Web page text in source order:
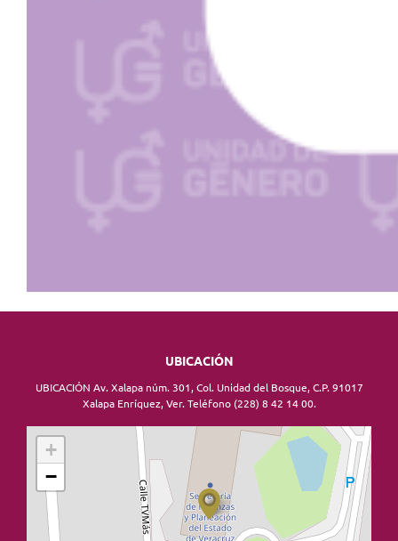
UBICACIÓN
UBICACIÓN Av. Xalapa núm. 301, Col. Unidad del Bosque, C.P. 91017
Xalapa Enríquez, Ver. Teléfono (228) 8 42 14 00.
+
−